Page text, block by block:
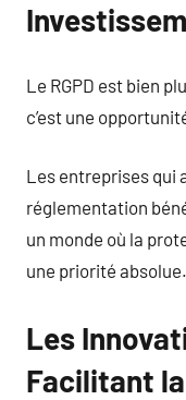
Le RGPD est bien
c’est une
Les entreprises qui
réglementation
un monde où la
une priorité absolue.
Les
Facilitant